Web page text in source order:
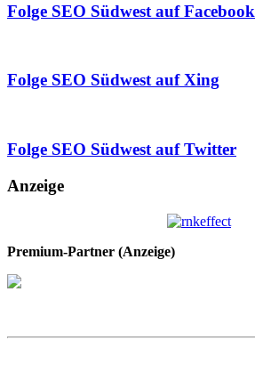
Folge SEO Südwest auf Facebook
Folge SEO Südwest auf Xing
Folge SEO Südwest auf Twitter
Anzeige
Premium-Partner (Anzeige)